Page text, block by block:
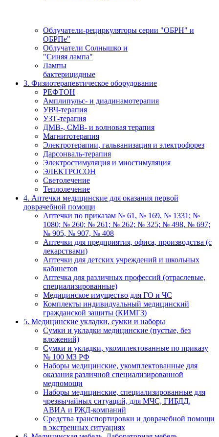
Облучатели-рециркуляторы серии "ОБРН" и
ОБРПе"
Облучатели Солнышко и
"Синяя лампа"
Лампы
бактерицидные
3. Физиотерапевтическое оборудование
РЕФТОН
Амплипульс- и диадинамотерапия
УВЧ-терапия
УЗТ-терапия
ДМВ-, СМВ- и волновая терапия
Магнитотерапия
Электротерапии, гальванизация и электрофорез
Дарсонваль-терапия
Электростимуляция и миостимуляция
ЭЛЕКТРОСОН
Светолечение
Теплолечение
4. Аптечки медицинские для оказания первой
доврачебной помощи
Аптечки по приказам № 61, № 169, № 1331; №
1080; № 260; № 261; № 262; № 325; № 498, № 697;
№ 905, № 907, № 408
Аптечки для предприятия, офиса, производства (с
лекарствами)
Аптечки для детских учреждений и школьных
кабинетов
Аптечка для различных профессий (отраслевые,
специализированные)
Медицинское имущество для ГО и ЧС
Комплекты индивидуальный медицинский
гражданской защиты (КИМГЗ)
5. Медицинские укладки, сумки и наборы
Сумки и укладки медицинские (пустые, без
вложений)
Сумки и укладки, укомплектованные по приказу
№ 100 МЗ РФ
Наборы медицинские, укомплектованные для
оказания различной специализированной
медпомощи
Наборы медицинские, специализированные для
чрезвычайных ситуаций, для МЧС, ГИБДД,
АВИА и РЖД-компаний
Средства транспортировки и доврачебной помощи
в экстренных ситуациях